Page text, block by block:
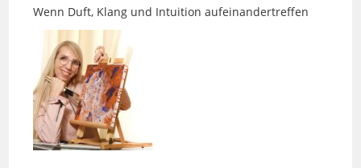
Ein zweites Leben für Tetrapacks